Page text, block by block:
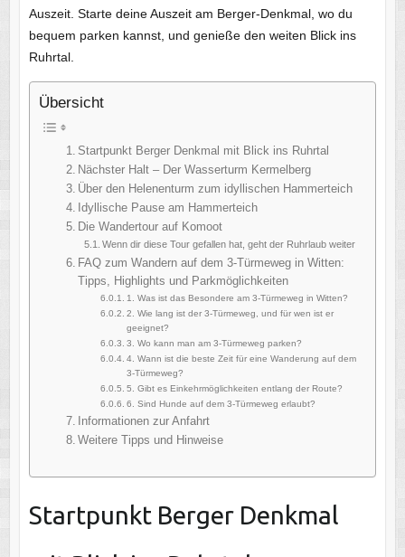
Auszeit. Starte deine Auszeit am Berger-Denkmal, wo du
bequem parken kannst, und genieße den weiten Blick ins
Ruhrtal.
Übersicht
Startpunkt Berger Denkmal mit Blick ins Ruhrtal
Nächster Halt – Der Wasserturm Kermelberg
Über den Helenenturm zum idyllischen Hammerteich
Idyllische Pause am Hammerteich
Die Wandertour auf Komoot
Wenn dir diese Tour gefallen hat, geht der Ruhrlaub weiter
FAQ zum Wandern auf dem 3-Türmeweg in Witten:
Tipps, Highlights und Parkmöglichkeiten
1. Was ist das Besondere am 3-Türmeweg in Witten?
2. Wie lang ist der 3-Türmeweg, und für wen ist er
geeignet?
3. Wo kann man am 3-Türmeweg parken?
4. Wann ist die beste Zeit für eine Wanderung auf dem
3-Türmeweg?
5. Gibt es Einkehrmöglichkeiten entlang der Route?
6. Sind Hunde auf dem 3-Türmeweg erlaubt?
Informationen zur Anfahrt
Weitere Tipps und Hinweise
Startpunkt Berger Denkmal